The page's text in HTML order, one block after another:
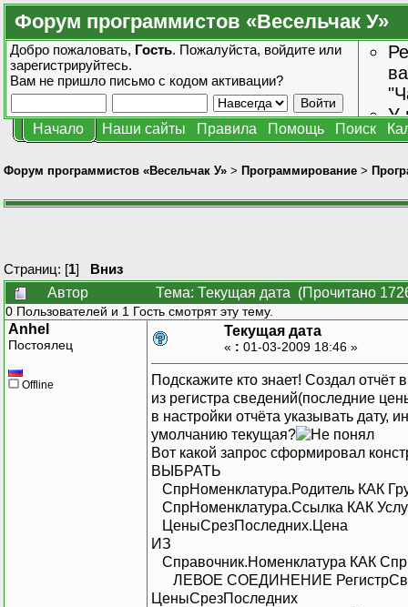
Форум программистов «Весельчак У»
Добро пожаловать, Гость. Пожалуйста, войдите или
зарегистрируйтесь.
Вам не пришло письмо с кодом активации?
У
Начало Наши сайты Правила Помощь Поиск
Форум программистов «Весельчак У» > Программирование >
Страниц: [1] Вниз
Автор
Тема: Текущая дата (Прочитано
0 Пользователей и 1 Гость смотрят эту тему.
Anhel
Постоялец
Offline
Текущая дата
« : 01-03-2009 18:46 »
Подскажите кто знает! Создал
из регистра сведений(последние
в настройки отчёта указывать дату,
умолчанию текущая?
Вот какой запрос сформировал
ВЫБРАТЬ
СпрНоменклатура.Родитель КАК
СпрНоменклатура.Ссылка КАК
ЦеныСрезПоследних.Цена
ИЗ
Справочник.Номенклатура КАК
ЛЕВОЕ СОЕДИНЕНИЕ
ЦеныСрезПоследних